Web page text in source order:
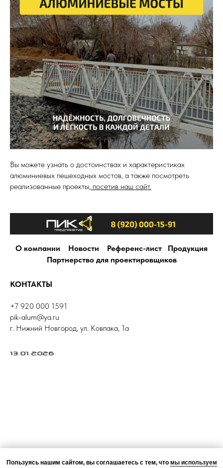
Вы можете узнать о достоинствах и характеристиках
алюминиевых пешеходных мостов, а также посмотреть
реализованные проекты, посетив наш сайт.
О компании Новости Референс-лист
Продукция
Партнерство для проектировщиков
КОНТАКТЫ
+7 920 000 1591
pik-alum@ya.ru
г. Нижний Новгород, ул. Ковпака, 1а
13.01.2026
Пользуясь нашим сайтом, вы соглашаетесь с тем, что мы используем